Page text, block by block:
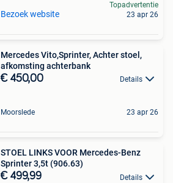
Bezoek website
Topadvertentie
23 apr 26
Mercedes Vito,Sprinter, Achter stoel,
afkomsting achterbank
€ 450,00 Details
Moorslede 23 apr 26
STOEL LINKS VOOR Mercedes-Benz
Sprinter 3,5t (906.63)
€ 499,99 Details